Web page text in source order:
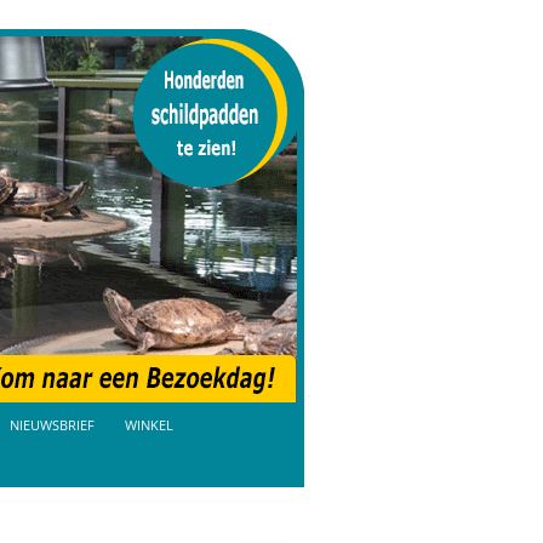
NIEUWSBRIEF WINKEL